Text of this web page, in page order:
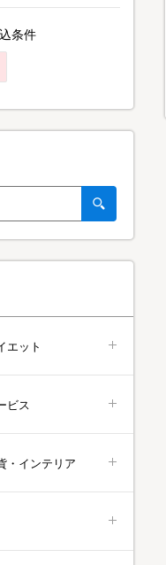
条件
エット
ビス
・インテリア